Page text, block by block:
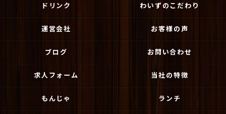
ドリンク わいずのこだわり
運営会社 お客様の声
ブログ お問い合わせ
求人フォーム 当社の特徴
もんじゃ ランチ